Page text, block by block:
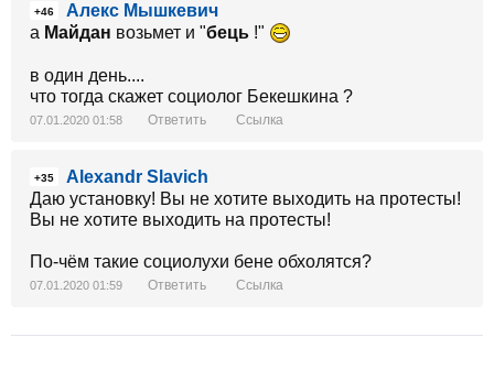
+46
Алекс Мышкевич
а Майдан возьмет и "бець !"
в один день....
что тогда скажет социолог Бекешкина ?
07.01.2020 01:58 Ответить Ссылка
+35
Alexandr Slavich
Даю установку! Вы не хотите выходить на протесты!
Вы не хотите выходить на протесты!
По-чём такие социолухи бене обхолятся?
07.01.2020 01:59 Ответить Ссылка